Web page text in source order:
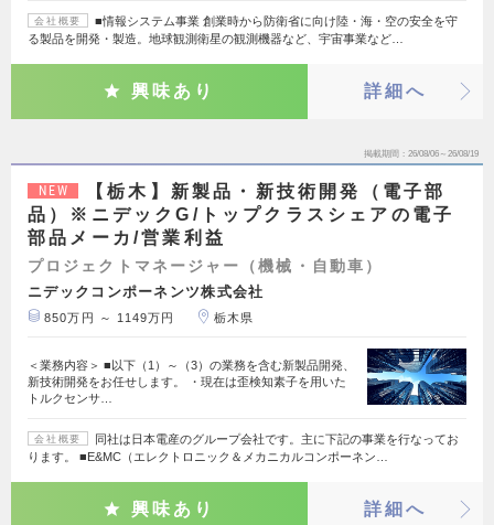
会社概要
■情報システム事業 創業時から防衛省に向け陸・海・空の安全を守
る製品を開発・製造。地球観測衛星の観測機器など、宇宙事業など…
興味あり 詳細へ
掲載期間 26/08/06～26/08/19
NEW
【栃木】新製品・新技術開発（電子部
品）※ニデックG/トップクラスシェアの電子
部品メーカ/営業利益
プロジェクトマネージャー（機械・自動車）
ニデックコンポーネンツ株式会社
850万円 ～ 1149万円 栃木県
＜業務内容＞ ■以下（1）～（3）の業務を含む新製品開発、
新技術開発をお任せします。 ・現在は歪検知素子を用いた
トルクセンサ…
会社概要
同社は日本電産のグループ会社です。主に下記の事業を行なってお
ります。 ■E&MC（エレクトロニック＆メカニカルコンポーネン…
興味あり 詳細へ